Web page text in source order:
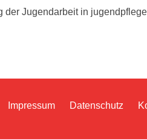
der Jugendarbeit in
Impressum Datenschutz